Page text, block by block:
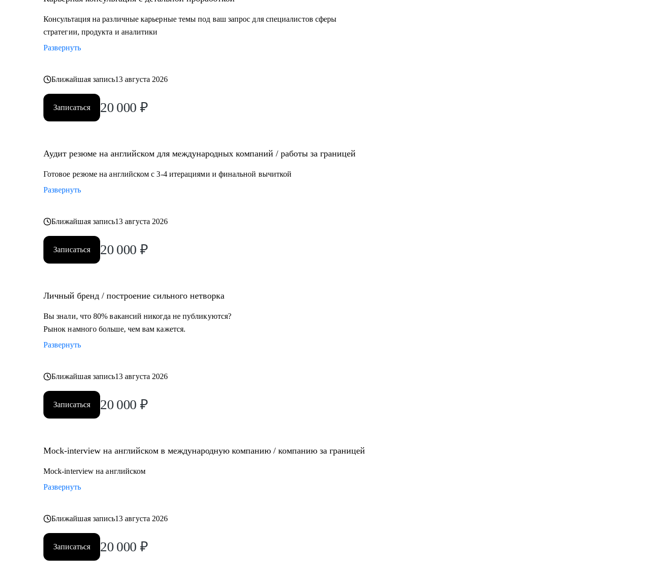
Кому могу помочь:
Product Management, Project Management
• Думает об иммиграции в США по визе талантов О1 / ЕВ1-А
• Хочет поступить в топовые бизнес школы в Европе
Консультация на различные карьерные темы под ваш запрос для специалистов сферы
стратегии, продукта и аналитики
Развернуть
Ближайшая запись13 августа 2026
Записаться 20 000 ₽
Аудит резюме на английском для международных компаний / работы за границей
Готовое резюме на английском с 3-4 итерациями и финальной вычиткой
Развернуть
Ближайшая запись13 августа 2026
Записаться 20 000 ₽
Личный бренд / построение сильного нетворка
Вы знали, что 80% вакансий никогда не публикуются?
Рынок намного больше, чем вам кажется.
Развернуть
Ближайшая запись13 августа 2026
Записаться 20 000 ₽
Mock-interview на английском в международную компанию / компанию за границей
Mock-interview на английском
Развернуть
Ближайшая запись13 августа 2026
Записаться 20 000 ₽